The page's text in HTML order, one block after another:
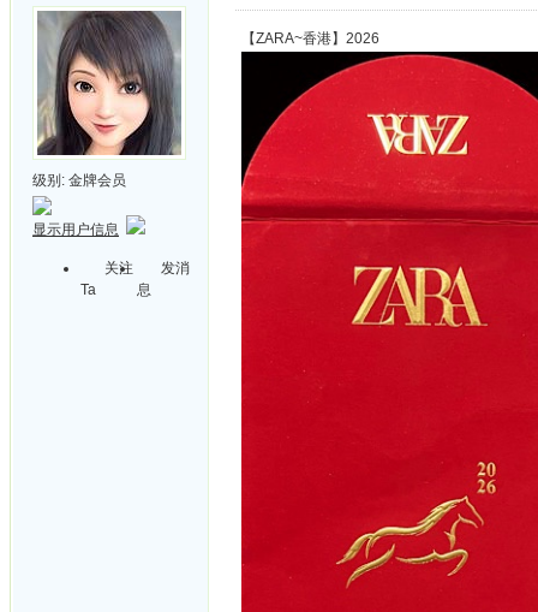
级别: 金牌会员
显示用户信息
关注
Ta
发消
息
【ZARA~香港】2026